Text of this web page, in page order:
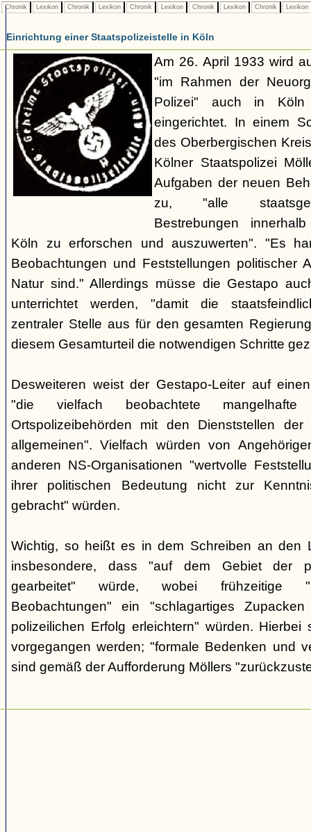
Chronik Lexikon Chronik Lexikon Chronik Lexikon Chronik Lexikon Chronik Lexikon
Einrichtung einer Staatspolizeistelle in Köln
Am 26. April 1933 wird
"im Rahmen der
Polizei" auch in Köln
eingerichtet. In einem
des Oberbergischen
Kölner Staatspolizei
Aufgaben der neuen
zu, "alle
Bestrebungen
Köln zu erforschen und auszuwerten". "Es
Beobachtungen und Feststellungen politischer
Natur sind." Allerdings müsse die Gestapo
unterrichtet werden, "damit die
zentraler Stelle aus für den gesamten
diesem Gesamturteil die notwendigen Schritte
Desweiteren weist der Gestapo-Leiter auf
"die vielfach beobachtete mangelhafte
Ortspolizeibehörden mit den Dienststellen
allgemeinen". Vielfach würden von
anderen NS-Organisationen "wertvolle
ihrer politischen Bedeutung nicht zur
gebracht" würden.
Wichtig, so heißt es in dem Schreiben an den
insbesondere, dass "auf dem Gebiet der
gearbeitet" würde, wobei frühzeitige
Beobachtungen" ein "schlagartiges
polizeilichen Erfolg erleichtern" würden. Hierbei
vorgegangen werden; "formale Bedenken und
sind gemäß der Aufforderung Möllers